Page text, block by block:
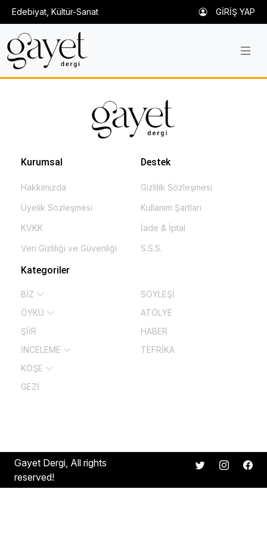
Edebiyat, Kültür-Sanat GİRİŞ YAP
Kurumsal
Hakkımızda
Üyelik Sözleşmesi
KVKK
Veri Gizliliği ve Güvenliği
Destek
Gizlilik Sözleşmesi
Kullanım Şartları
İade & İptal
S.S.S.
Kategoriler
BİZ
ÖYKÜ
ŞİİR
İNCELEME
KÖŞE
GEZİ
SÖYLEŞİ
ATÖLYE
HABER
TEFRİKA
Gayet Dergi, All rights
reserved!